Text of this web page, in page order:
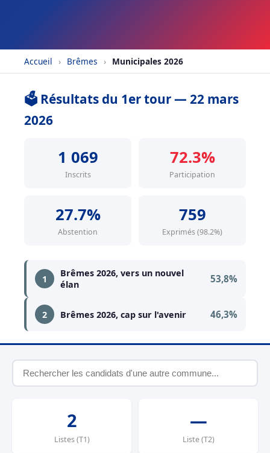
Accueil › Brêmes › Municipales 2026
🗳️ Résultats du 1er tour — 22 mars
2026
1 069
Inscrits
72.3%
Participation
27.7%
Abstention
759
Exprimés (98.2%)
1
Brêmes 2026, vers un nouvel
élan
53,8%
2 Brêmes 2026, cap sur l'avenir 46,3%
2
Listes (T1)
—
Liste (T2)